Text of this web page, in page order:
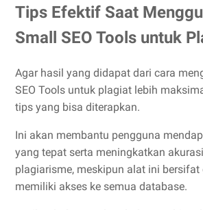
Tips Efektif Saat
Small SEO Tools untuk
Agar hasil yang didapat dari cara
SEO Tools untuk plagiat lebih
tips yang bisa diterapkan.
Ini akan membantu pengguna
yang tepat serta meningkatkan
plagiarisme, meskipun alat ini
memiliki akses ke semua database.